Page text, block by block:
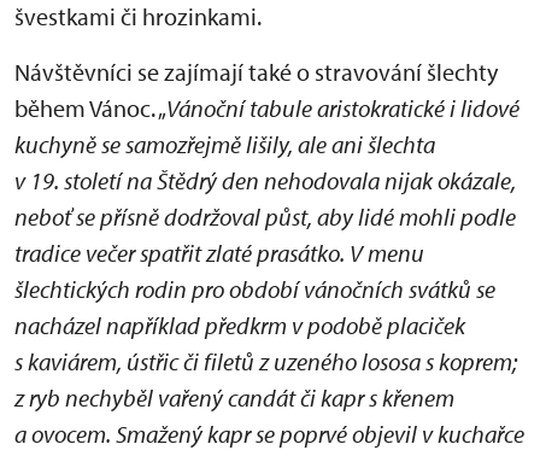
švestkami či hrozinkami.
Návštěvníci se zajímají také o stravování šlechty
během Vánoc. „Vánoční tabule aristokratické i lidové
kuchyně se samozřejmě lišily, ale ani šlechta
v 19. století na Štědrý den nehodovala nijak okázale,
neboť se přísně dodržoval půst, aby lidé mohli podle
tradice večer spatřit zlaté prasátko. V menu
šlechtických rodin pro období vánočních svátků se
nacházel například předkrm v podobě placiček
s kaviárem, ústřic či filetů z uzeného lososa s koprem;
z ryb nechyběl vařený candát či kapr s křenem
a ovocem. Smažený kapr se poprvé objevil v kuchařce